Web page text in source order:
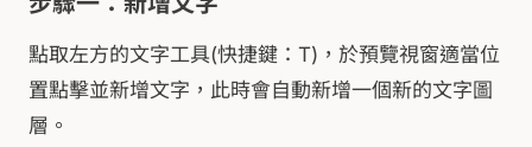
點取左方的文字工具(快捷鍵：T)，於預覽視窗適當位
置點擊並新增文字，此時會自動新增一個新的文字圖
層。